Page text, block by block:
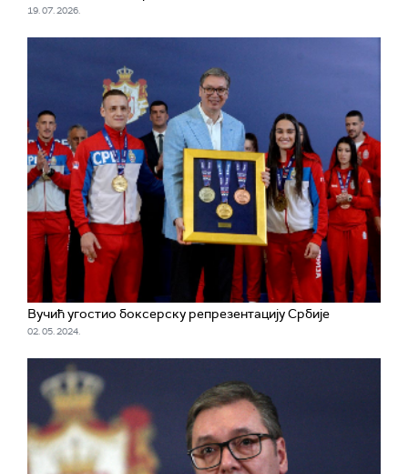
19. 07. 2026.
Вучић угостио боксерску репрезентацију Србије
02. 05. 2024.